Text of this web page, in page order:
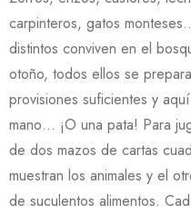
carpinteros, gatos
distintos conviven en el
otoño, todos ellos se
provisiones suficientes y
mano… ¡O una pata! Para
de dos mazos de cartas
muestran los animales y el
de suculentos alimentos.